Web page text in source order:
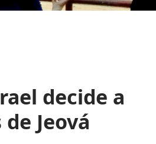
decide a
Jeová